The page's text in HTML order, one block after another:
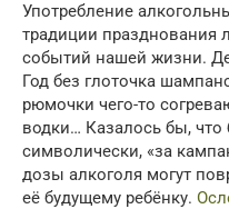
Употребление
традиции празднования
событий нашей жизни.
Год без глоточка
рюмочки чего-то
водки… Казалось бы, что
символически, «за
дозы алкоголя могут
её будущему ребёнку.